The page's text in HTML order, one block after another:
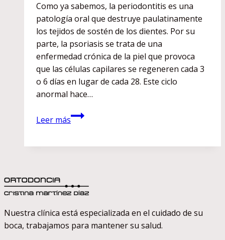
Como ya sabemos, la periodontitis es una
patología oral que destruye paulatinamente
los tejidos de sostén de los dientes. Por su
parte, la psoriasis se trata de una
enfermedad crónica de la piel que provoca
que las células capilares se regeneren cada 3
o 6 días en lugar de cada 28. Este ciclo
anormal hace…
Leer másLa
psoriasis
relacionadas,
Nuestra clínica está especializada en el cuidado de su
boca, trabajamos para mantener su salud.